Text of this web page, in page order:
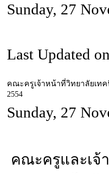
Sunday, 27
Last Updated
คณะครูเจ้าหน้าที่วิทยาลัยเท
2554
Sunday, 27
คณะครูและเจ้